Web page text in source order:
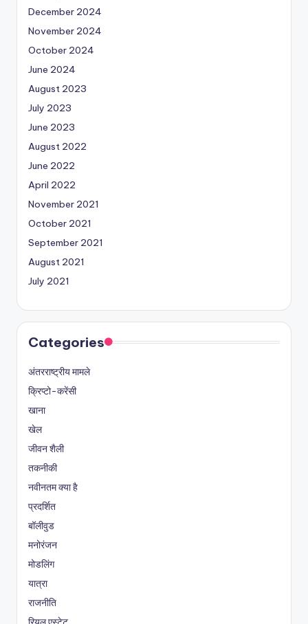
December 2024
November 2024
October 2024
June 2024
August 2023
July 2023
June 2023
August 2022
June 2022
April 2022
November 2021
October 2021
September 2021
August 2021
July 2021
Categories
अंतरराष्ट्रीय मामले
क्रिप्टो-करेंसी
खाना
खेल
जीवन शैली
तकनीकी
नवीनतम क्या है
प्रदर्शित
बॉलीवुड
मनोरंजन
मोडलिंग
यात्रा
राजनीति